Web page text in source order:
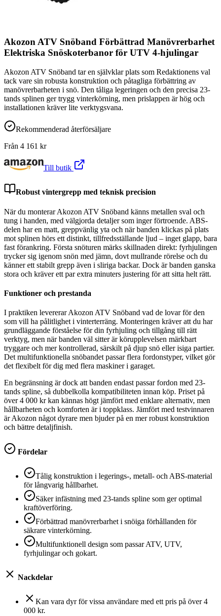
Akozon ATV Snöband Förbättrad Manövrerbarhet
Elektriska Snöskoterbanor för UTV 4-hjulingar
Akozon ATV Snöband tar en självklar plats som Redaktionens val
tack vare sin robusta konstruktion och påtagliga förbättring av
manövrerbarheten i snö. Den tåliga legeringen och den precisa 23-
tands splinen ger trygg vinterkörning, men prislappen är hög och
installationen kräver lite verktygsvana.
Rekommenderad återförsäljare
Från 4 161 kr
Till butik
Robust vintergrepp med teknisk precision
När du monterar Akozon ATV Snöband känns metallen sval och
tung i handen, med välgjorda detaljer som inger förtroende. ABS-
delen har en matt, greppvänlig yta och när banden klickas på plats
mot splinen hörs ett distinkt, tillfredsställande ljud – inget glapp, bara
fast förankring. Första snöturen märks skillnaden direkt: fyrhjulingen
trycker sig igenom snön med jämn, dovt mullrande rörelse och du
känner ett stabilt grepp även i sliriga backar. Dock är banden ganska
stora och kräver ett par extra minuters justering för att sitta helt rätt.
Funktioner och prestanda
I praktiken levererar Akozon ATV Snöband vad de lovar för den
som vill ha pålitlighet i vinterterräng. Monteringen kräver att du har
grundläggande förståelse för din fyrhjuling och tillgång till rätt
verktyg, men när banden väl sitter är körupplevelsen märkbart
tryggare och mer kontrollerad, särskilt på djup snö eller isiga partier.
Det multifunktionella snöbandet passar flera fordonstyper, vilket gör
det flexibelt för dig med flera maskiner i garaget.
En begränsning är dock att banden endast passar fordon med 23-
tands spline, så dubbelkolla kompatibiliteten innan köp. Priset på
över 4 000 kr kan kännas högt jämfört med enklare alternativ, men
hållbarheten och komforten är i toppklass. Jämfört med testvinnaren
är Akozon något dyrare men bjuder på en mer robust konstruktion
och bättre detaljfinish.
Fördelar
Tålig konstruktion i legerings-, metall- och ABS-material
för långvarig hållbarhet.
Säker infästning med 23-tands spline som ger optimal
kraftöverföring.
Förbättrad manövrerbarhet i snöiga förhållanden för
säkrare vinterkörning.
Multifunktionell design som passar ATV, UTV,
fyrhjulingar och gokart.
Nackdelar
Kan vara dyr för vissa användare med ett pris på över 4
000 kr.